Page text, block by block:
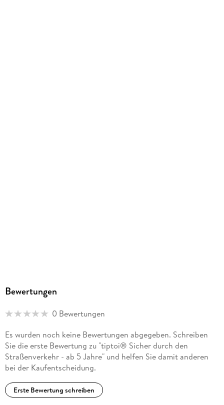
Bewertungen
0 Bewertungen
Es wurden noch keine Bewertungen abgegeben. Schreiben
Sie die erste Bewertung zu "tiptoi® Sicher durch den
Straßenverkehr - ab 5 Jahre" und helfen Sie damit anderen
bei der Kaufentscheidung.
Erste Bewertung schreiben